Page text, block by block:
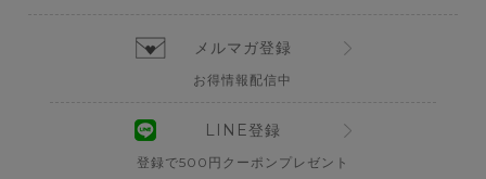
メルマガ登録
お得情報配信中
LINE登録
登録で500円クーポンプレゼント